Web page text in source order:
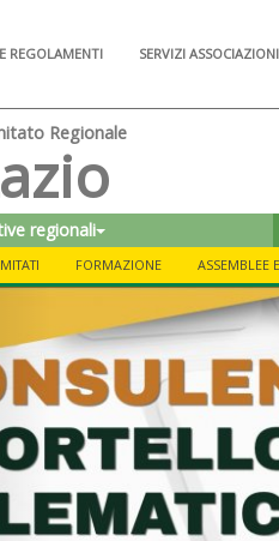
REGOLAMENTI SERVIZI
Regionale
regionali
FORMAZIONE ASSEMBLEE